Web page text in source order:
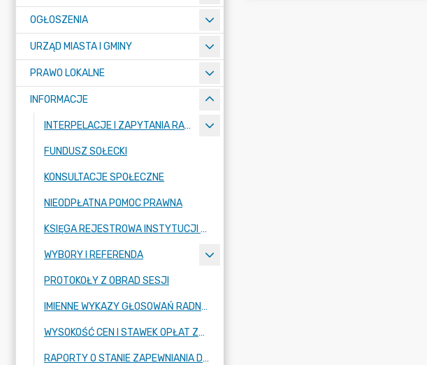
OGŁOSZENIA
URZĄD MIASTA I GMINY
PRAWO LOKALNE
INFORMACJE
INTERPELACJE I ZAPYTANIA RADNYCH
FUNDUSZ SOŁECKI
KONSULTACJE SPOŁECZNE
NIEODPŁATNA POMOC PRAWNA
KSIĘGA REJESTROWA INSTYTUCJI KULTURY
WYBORY I REFERENDA
PROTOKOŁY Z OBRAD SESJI
IMIENNE WYKAZY GŁOSOWAŃ RADNYCH
WYSOKOŚĆ CEN I STAWEK OPŁAT ZBIOROWEGO ZAOPATRZENIA W WODĘ
RAPORTY O STANIE ZAPEWNIANIA DOSTĘPNOŚCI PODMIOTU PUBLICZNEGO